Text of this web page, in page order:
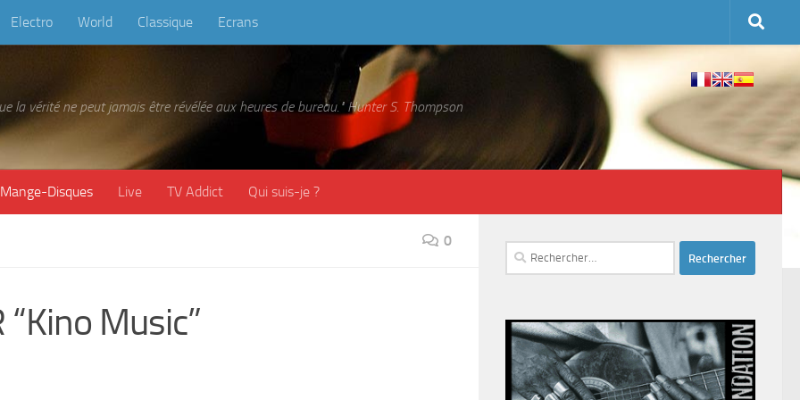
Electro World Classique Ecrans
la vérité ne peut jamais être révélée aux heures de bureau." Hunter S. Thompson
Mange-Disques Live TV Addict Qui suis-je ?
0
“Kino Music”
Rechercher :